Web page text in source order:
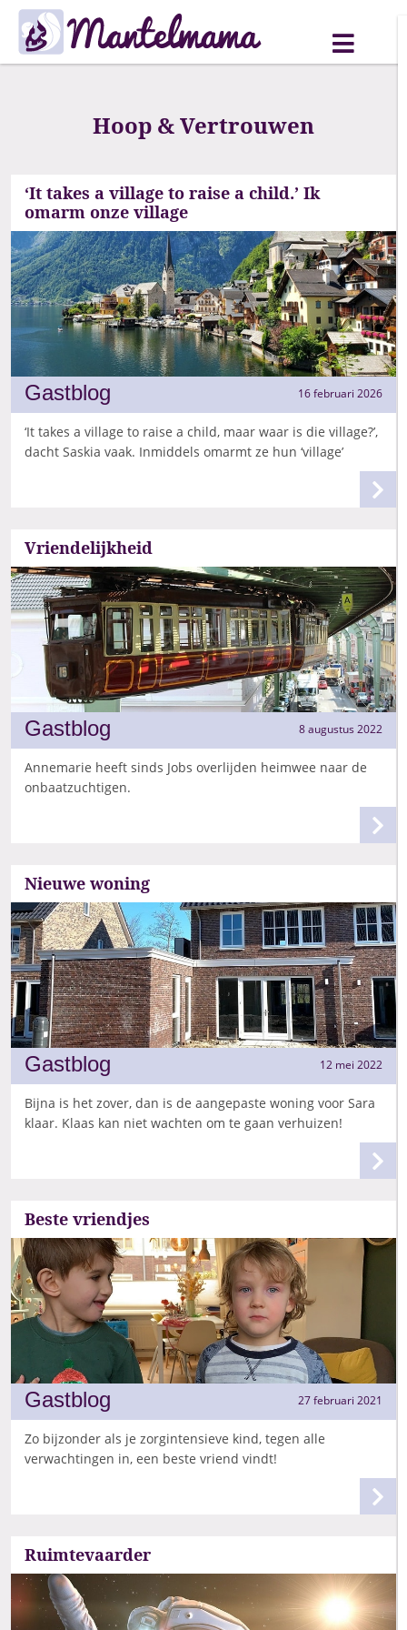
Hoop & Vertrouwen
‘It takes a village to raise a child.’ Ik
omarm onze village
Gastblog 16 februari 2026
‘It takes a village to raise a child, maar waar is die village?’,
dacht Saskia vaak. Inmiddels omarmt ze hun ‘village’
Vriendelijkheid
Gastblog 8 augustus 2022
Annemarie heeft sinds Jobs overlijden heimwee naar de
onbaatzuchtigen.
Nieuwe woning
Gastblog 12 mei 2022
Bijna is het zover, dan is de aangepaste woning voor Sara
klaar. Klaas kan niet wachten om te gaan verhuizen!
Beste vriendjes
Gastblog 27 februari 2021
Zo bijzonder als je zorgintensieve kind, tegen alle
verwachtingen in, een beste vriend vindt!
Ruimtevaarder